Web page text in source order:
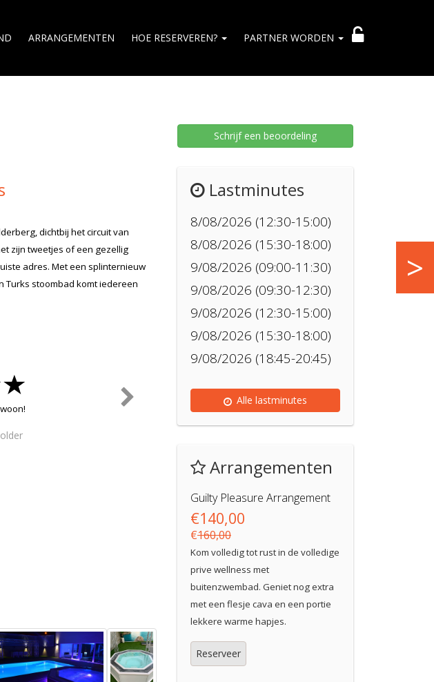
ARRANGEMENTEN HOE RESERVEREN? PARTNER WORDEN
dichtbij het circuit van
zijn tweetjes of een gezellig
adres. Met een splinternieuw
Turks stoombad komt iedereen
>
Schrijf een beoordeling
Lastminutes
8/08/2026 (12:30-15:00)
8/08/2026 (15:30-18:00)
9/08/2026 (09:00-11:30)
9/08/2026 (09:30-12:30)
9/08/2026 (12:30-15:00)
9/08/2026 (15:30-18:00)
9/08/2026 (18:45-20:45)
Alle lastminutes
Arrangementen
Guilty Pleasure Arrangement
€140,00
€160,00
Kom volledig tot rust in de volledige
prive wellness met
buitenzwembad. Geniet nog extra
met een flesje cava en een portie
lekkere warme hapjes.
Reserveer